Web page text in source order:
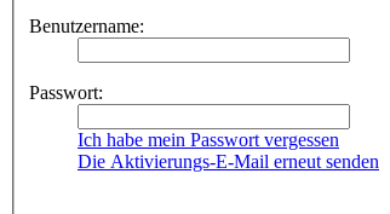
Benutzername:
Passwort:
Ich habe mein Passwort vergessen
Die Aktivierungs-E-Mail erneut senden